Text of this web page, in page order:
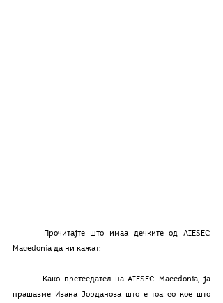
Macedonia да ни кажат:
прашавме Ивана Јорданова што е тоа со кое што